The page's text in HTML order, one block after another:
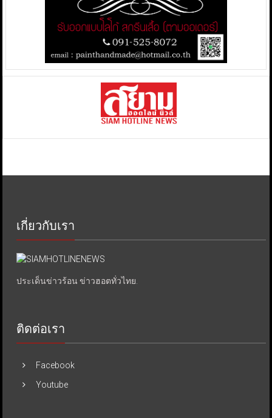
เกี่ยวกับเรา
ประเด็นข่าวร้อน ข่าวฮอตทั่วไทย.
ติดต่อเรา
Facebook
Youtube